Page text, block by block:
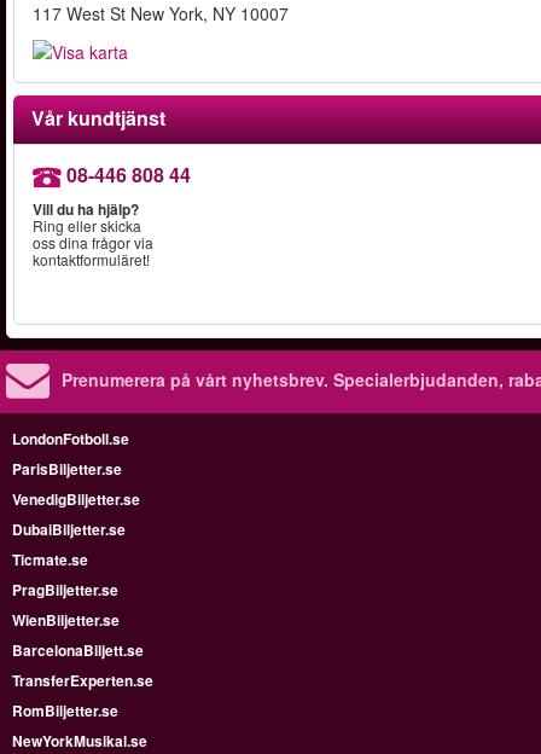
117 West St New York, NY 10007
Vår kundtjänst
08-446 808 44
Vill du ha hjälp?
Ring eller skicka
oss dina frågor via
kontaktformuläret!
Prenumerera på vårt nyhetsbrev. Specialerbjudanden,
LondonFotboll.se
ParisBiljetter.se
VenedigBiljetter.se
DubaiBiljetter.se
Ticmate.se
PragBiljetter.se
WienBiljetter.se
BarcelonaBiljett.se
TransferExperten.se
RomBiljetter.se
NewYorkMusikal.se